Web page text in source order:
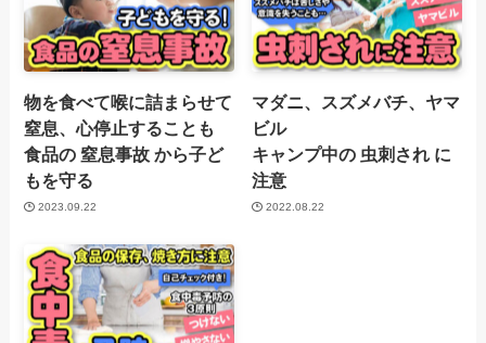
物を食べて喉に詰まらせて
窒息、心停止することも
食品の 窒息事故 から子ど
もを守る
2023.09.22
マダニ、スズメバチ、ヤマ
ビル
キャンプ中の 虫刺され に
注意
2022.08.22